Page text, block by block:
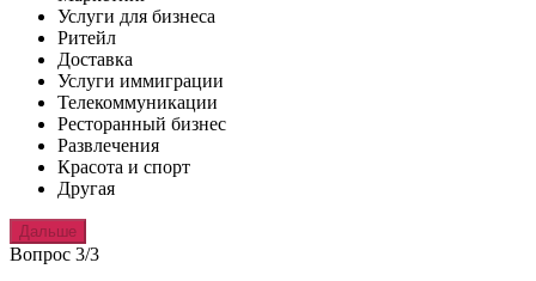
Услуги для бизнеса
Ритейл
Доставка
Услуги иммиграции
Телекоммуникации
Ресторанный бизнес
Развлечения
Красота и спорт
Другая
Дальше
Вопрос 3/3